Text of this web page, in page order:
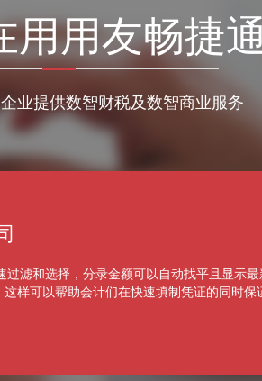
用用友畅捷
业提供数智财税及数智商业服务
办公、资源共享、业务处理速度快了很多